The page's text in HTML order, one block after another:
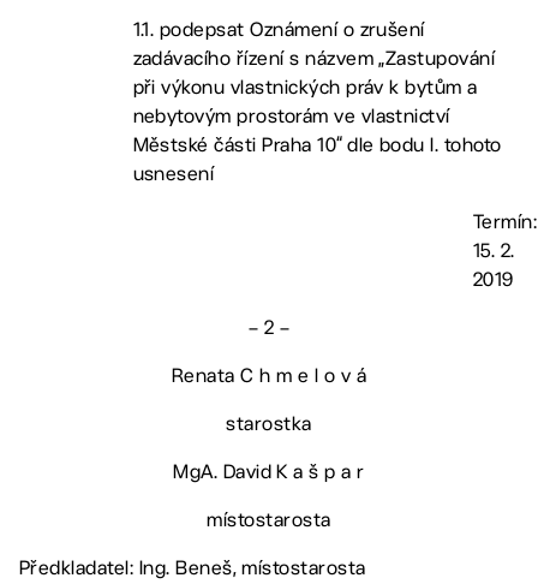
1.1. podepsat Oznámení o zrušení
zadávacího řízení s názvem „Zastupování
při výkonu vlastnických práv k bytům a
nebytovým prostorám ve vlastnictví
Městské části Praha 10“ dle bodu I. tohoto
usnesení
Termín:
15. 2.
2019
– 2 –
Renata C h m e l o v á
starostka
MgA. David K a š p a r
místostarosta
Předkladatel: Ing. Beneš, místostarosta